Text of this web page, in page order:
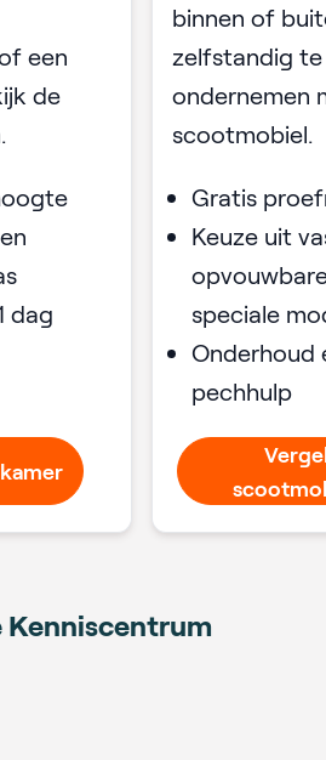
een
de
dag
binnen of
zelfstandig te
ondernemen
scootmobiel.
Gratis
Keuze uit
speciale
Onderhoud
pechhulp
Kenniscentrum